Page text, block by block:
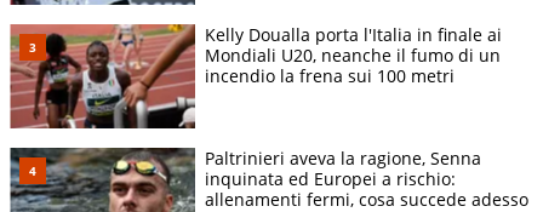
Kelly Doualla porta l'Italia in finale ai
Mondiali U20, neanche il fumo di un
incendio la frena sui 100 metri
Paltrinieri aveva la ragione, Senna
inquinata ed Europei a rischio:
allenamenti fermi, cosa succede adesso